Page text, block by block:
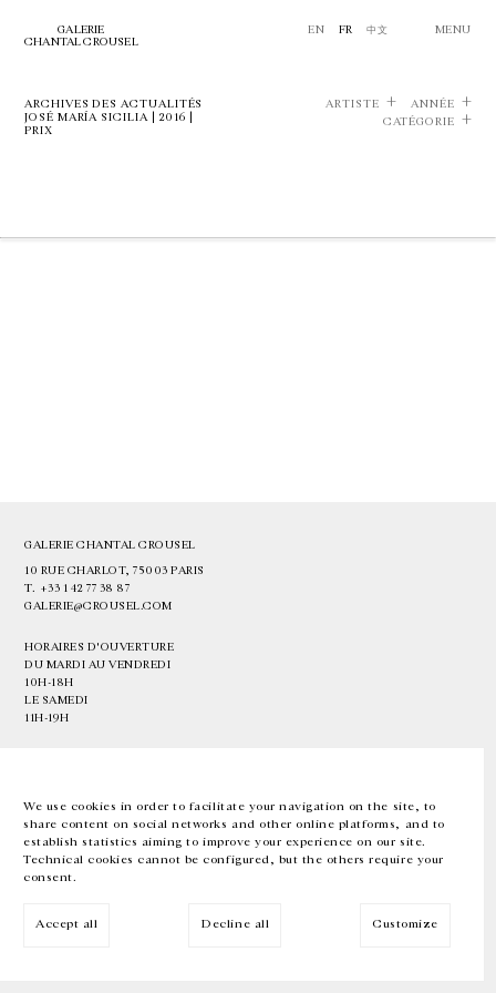
We use cookies in order to facilitate your navigation on the site, to
share content on social networks and other online platforms, and to
establish statistics aiming to improve your experience on our site.
Technical cookies cannot be configured, but the others require your
consent.
Accept all Decline all Customize
GALERIE
CHANTAL CROUSEL
EN FR 中文 MENU
ARCHIVES DES ACTUALITÉS
JOSÉ MARÍA SICILIA | 2016 |
PRIX
ARTISTE
ANNÉE
CATÉGORIE
GALERIE CHANTAL CROUSEL
10 RUE CHARLOT, 75003 PARIS
T. +33 1 42 77 38 87
GALERIE@CROUSEL.COM
HORAIRES D'OUVERTURE
DU MARDI AU VENDREDI
10H-18H
LE SAMEDI
11H-19H
EN FR 中文 Facebook Instagram
Inscrivez-vous à notre newsletter